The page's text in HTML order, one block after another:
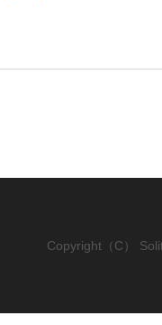
Copyright（C）